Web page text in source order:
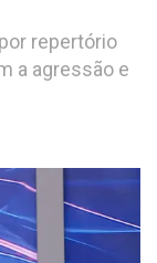
repertório
a agressão e